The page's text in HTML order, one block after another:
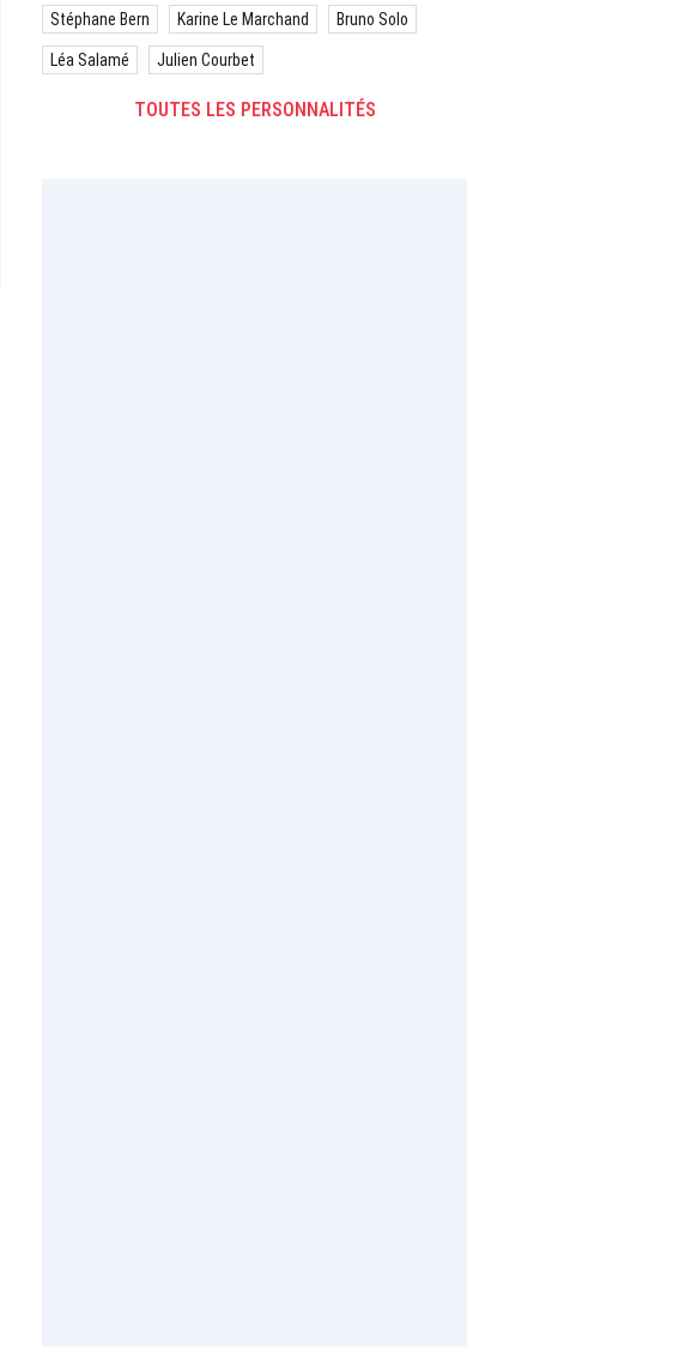
Stéphane Bern Karine Le Marchand Bruno Solo
Léa Salamé Julien Courbet
TOUTES LES PERSONNALITÉS